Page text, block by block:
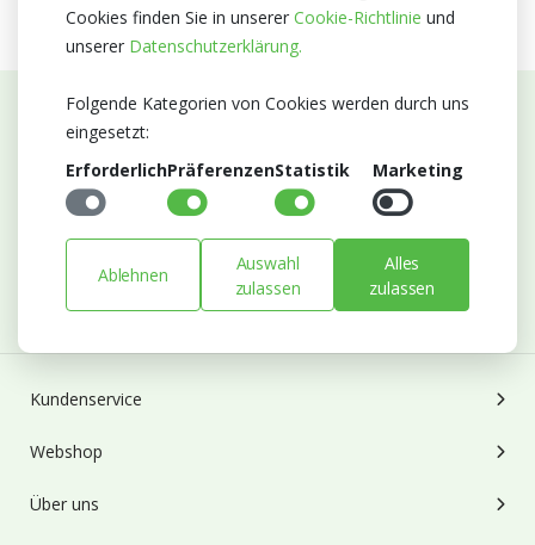
Abonnieren Sie unseren Newsletter
Bleiben Sie auf dem Laufenden mit Neuigkeiten und
Entwicklungen von Blumengroßhandel Heyl
Abonnieren
Kundenservice
Webshop
Über uns
Cookies finden Sie in unserer Cookie-Richtlinie und
unserer Datenschutzerklärung.
Folgende Kategorien von Cookies werden durch uns
eingesetzt:
ErforderlichPräferenzenStatistik Marketing
Ablehnen
Auswahl
zulassen
Alles
zulassen